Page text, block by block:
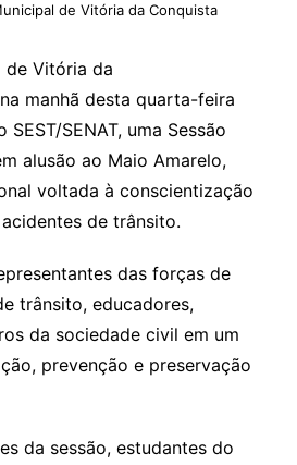
de Vitória da Conquista
de Vitória da
manhã desta quarta-feira
SENAT, uma Sessão
alusão ao Maio Amarelo,
voltada à conscientização
de trânsito.
das forças de
trânsito, educadores,
da sociedade civil em um
prevenção e preservação
da sessão, estudantes do